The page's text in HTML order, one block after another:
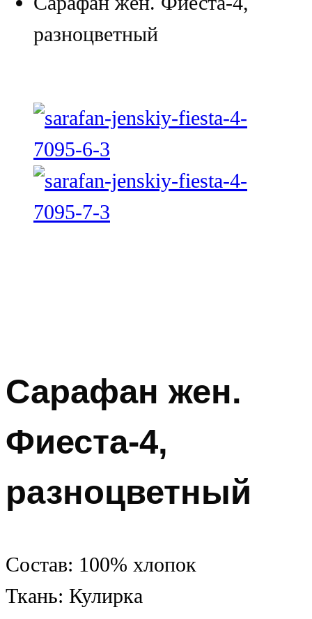
разноцветный
Сарафан жен.
Фиеста-4,
разноцветный
Состав: 100% хлопок
Ткань: Кулирка